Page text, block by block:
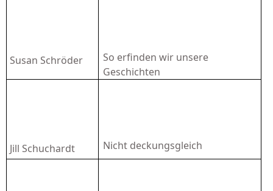
Susan Schröder
So erfinden wir unsere
Geschichten
Jill Schuchardt Nicht deckungsgleich